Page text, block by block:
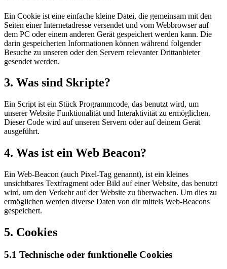
Ein Cookie ist eine einfache kleine Datei, die gemeinsam mit den
Seiten einer Internetadresse versendet und vom Webbrowser auf
dem PC oder einem anderen Gerät gespeichert werden kann. Die
darin gespeicherten Informationen können während folgender
Besuche zu unseren oder den Servern relevanter Drittanbieter
gesendet werden.
3. Was sind Skripte?
Ein Script ist ein Stück Programmcode, das benutzt wird, um
unserer Website Funktionalität und Interaktivität zu ermöglichen.
Dieser Code wird auf unseren Servern oder auf deinem Gerät
ausgeführt.
4. Was ist ein Web Beacon?
Ein Web-Beacon (auch Pixel-Tag genannt), ist ein kleines
unsichtbares Textfragment oder Bild auf einer Website, das benutzt
wird, um den Verkehr auf der Website zu überwachen. Um dies zu
ermöglichen werden diverse Daten von dir mittels Web-Beacons
gespeichert.
5. Cookies
5.1 Technische oder funktionelle Cookies